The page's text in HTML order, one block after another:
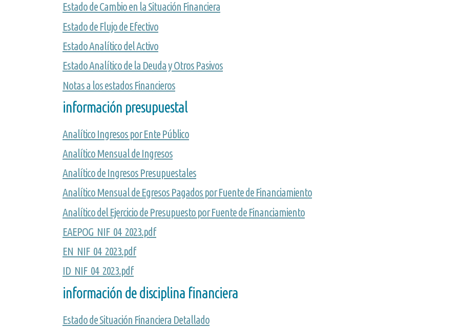
Estado de Cambio en la Situación Financiera
Estado de Flujo de Efectivo
Estado Analítico del Activo
Estado Analítico de la Deuda y Otros Pasivos
Notas a los estados Financieros
información presupuestal
Analítico Ingresos por Ente Público
Analítico Mensual de Ingresos
Analítico de Ingresos Presupuestales
Analítico Mensual de Egresos Pagados por Fuente de Financiamiento
Analítico del Ejercicio de Presupuesto por Fuente de Financiamiento
EAEPOG_NIF_04_2023.pdf
EN_NIF_04_2023.pdf
ID_NIF_04_2023.pdf
información de disciplina financiera
Estado de Situación Financiera Detallado